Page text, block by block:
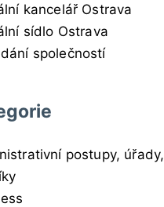
kancelář Ostrava
sídlo Ostrava
společností
postupy, úřady,